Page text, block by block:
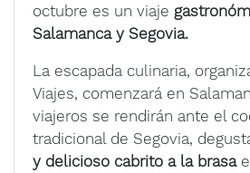
octubre es un viaje
Salamanca y Segovia.
La escapada culinaria,
Viajes, comenzará en
viajeros se rendirán ante el
tradicional de Segovia,
y delicioso cabrito a la brasa